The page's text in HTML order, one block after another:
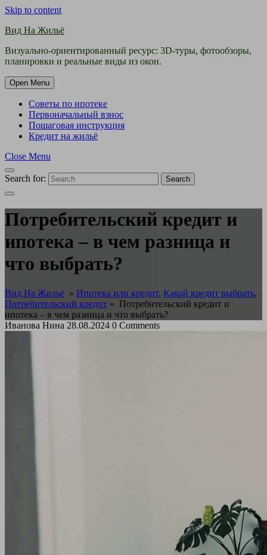
Skip to content
Вид На Жильё
Визуально-ориентированный ресурс: 3D-туры, фотообзоры,
планировки и реальные виды из окон.
Open Menu
Советы по ипотеке
Первоначальный взнос
Пошаговая инструкция
Кредит на жильё
Close Menu
Search for: Search
Потребительский кредит и
ипотека – в чем разница и
что выбрать?
Вид На Жильё » Ипотека или кредит, Какой кредит выбрать,
Потребительский кредит » Потребительский кредит и
ипотека – в чем разница и что выбрать?
Иванова Нина 28.08.2024 0 Comments